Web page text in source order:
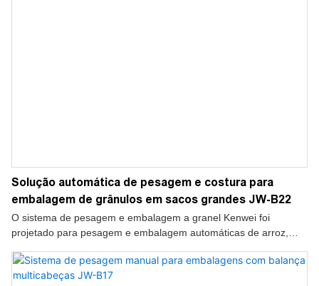
Solução automática de pesagem e costura para
embalagem de grânulos em sacos grandes JW-B22
O sistema de pesagem e embalagem a granel Kenwei foi
projetado para pesagem e embalagem automáticas de arroz,
kg. Solução completa com esteira transportadora, balança a
granel, máquina de costura e correia transportadora.